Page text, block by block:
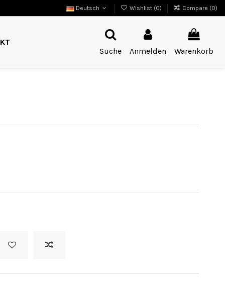
Deutsch Wishlist (0) Compare (0)
Suche
Anmelden Warenkorb